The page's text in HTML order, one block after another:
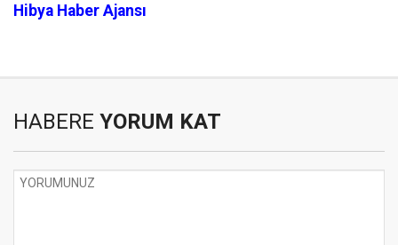
Hibya Haber Ajansı
HABERE YORUM KAT